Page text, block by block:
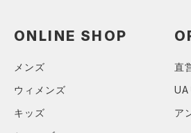
（23
（1）
ショルダー＆トートバッグ
（0）
スポーツスタイルシューズ
カラー
価格
ONLINE SHOP
メンズ
ウィメンズ
キッズ
直
UA
ア